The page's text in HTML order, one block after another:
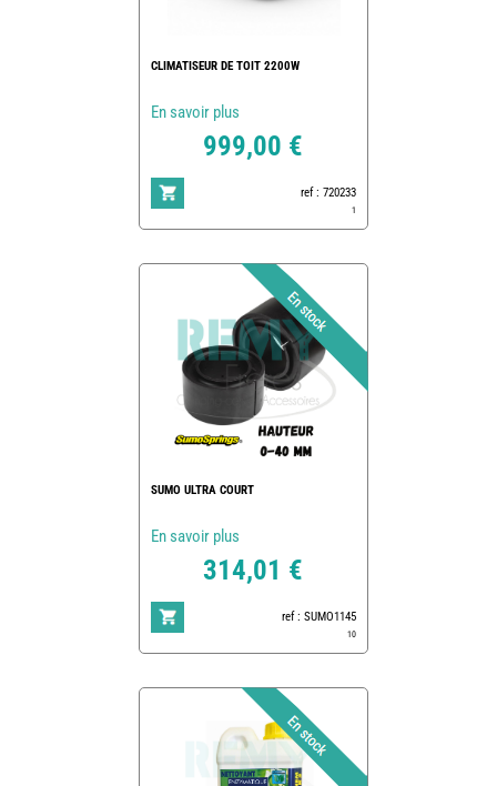
CLIMATISEUR DE TOIT 2200W
En savoir plus
999,00 €
ref : 720233
1
SUMO ULTRA COURT
En savoir plus
314,01 €
ref : SUMO1145
10